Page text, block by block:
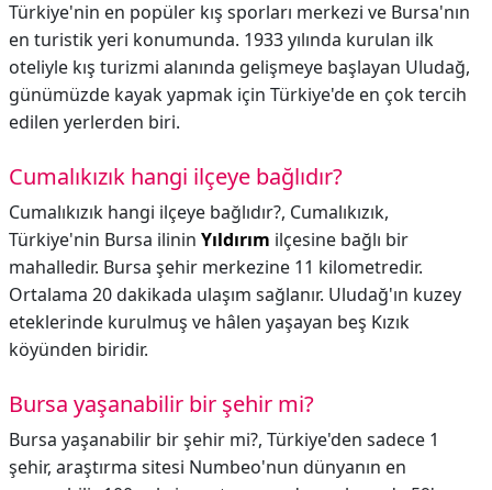
Türkiye'nin en popüler kış sporları merkezi ve Bursa'nın
en turistik yeri konumunda. 1933 yılında kurulan ilk
oteliyle kış turizmi alanında gelişmeye başlayan Uludağ,
günümüzde kayak yapmak için Türkiye'de en çok tercih
edilen yerlerden biri.
Cumalıkızık hangi ilçeye bağlıdır?
Cumalıkızık hangi ilçeye bağlıdır?, Cumalıkızık,
Türkiye'nin Bursa ilinin Yıldırım ilçesine bağlı bir
mahalledir. Bursa şehir merkezine 11 kilometredir.
Ortalama 20 dakikada ulaşım sağlanır. Uludağ'ın kuzey
eteklerinde kurulmuş ve hâlen yaşayan beş Kızık
köyünden biridir.
Bursa yaşanabilir bir şehir mi?
Bursa yaşanabilir bir şehir mi?, Türkiye'den sadece 1
şehir, araştırma sitesi Numbeo'nun dünyanın en